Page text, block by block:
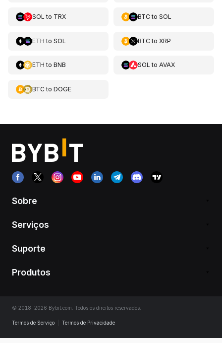
SOL to TRX BTCto SOL
ETH to SOL BTCto XRP
ETH to BNB SOL to AVAX
BTCto DOGE
Sobre
Serviços
Suporte
Produtos
© 2018-2026 Bybit.com. Todos os direitos reservados.
Termos de Serviço Termos de Privacidade